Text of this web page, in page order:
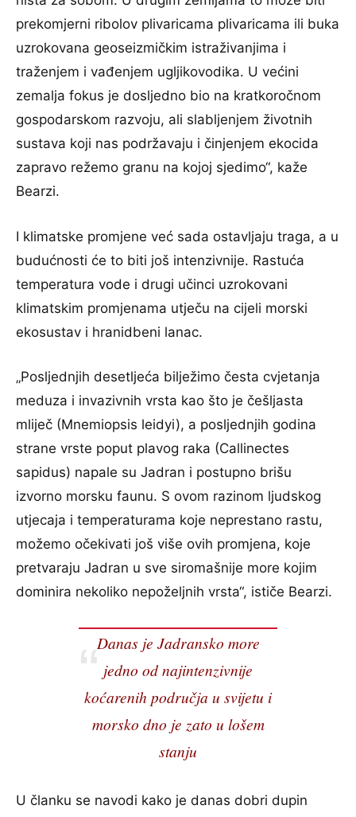
prekomjerni ribolov plivaricama plivaricama ili buka
uzrokovana geoseizmičkim istraživanjima i
traženjem i vađenjem ugljikovodika. U većini
zemalja fokus je dosljedno bio na kratkoročnom
gospodarskom razvoju, ali slabljenjem životnih
sustava koji nas podržavaju i činjenjem ekocida
zapravo režemo granu na kojoj sjedimo“, kaže
Bearzi.
I klimatske promjene već sada ostavljaju traga, a u
budućnosti će to biti još intenzivnije. Rastuća
temperatura vode i drugi učinci uzrokovani
klimatskim promjenama utječu na cijeli morski
ekosustav i hranidbeni lanac.
„Posljednjih desetljeća bilježimo česta cvjetanja
meduza i invazivnih vrsta kao što je češljasta
mliječ (Mnemiopsis leidyi), a posljednjih godina
strane vrste poput plavog raka (Callinectes
sapidus) napale su Jadran i postupno brišu
izvorno morsku faunu. S ovom razinom ljudskog
utjecaja i temperaturama koje neprestano rastu,
možemo očekivati još više ovih promjena, koje
pretvaraju Jadran u sve siromašnije more kojim
dominira nekoliko nepoželjnih vrsta“, ističe Bearzi.
Danas je Jadransko more
jedno od najintenzivnije
koćarenih područja u svijetu i
morsko dno je zato u lošem
stanju
U članku se navodi kako je danas dobri dupin